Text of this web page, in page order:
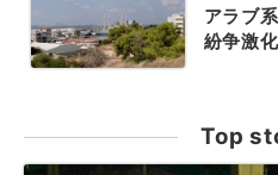
アラブ
紛争激
Top